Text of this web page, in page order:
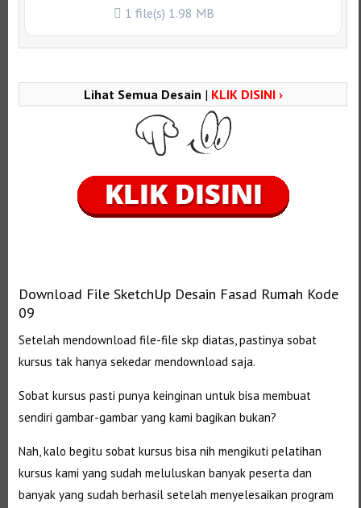
1 file(s) 1.98 MB
Lihat Semua Desain | KLIK DISINI ›
Download File SketchUp Desain Fasad Rumah Kode
09
Setelah mendownload file-file skp diatas, pastinya sobat
kursus tak hanya sekedar mendownload saja.
Sobat kursus pasti punya keinginan untuk bisa membuat
sendiri gambar-gambar yang kami bagikan bukan?
Nah, kalo begitu sobat kursus bisa nih mengikuti pelatihan
kursus kami yang sudah meluluskan banyak peserta dan
banyak yang sudah berhasil setelah menyelesaikan program